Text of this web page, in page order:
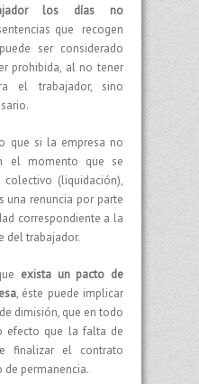
los días no
que recogen
ser considerado
prohibida, al no tener
el trabajador, sino
que si la empresa no
el momento que se
(liquidación),
una renuncia por parte
correspondiente a la
del trabajador.
exista un pacto de
, éste puede implicar
dimisión, que en todo
efecto que la falta de
finalizar el contrato
permanencia.